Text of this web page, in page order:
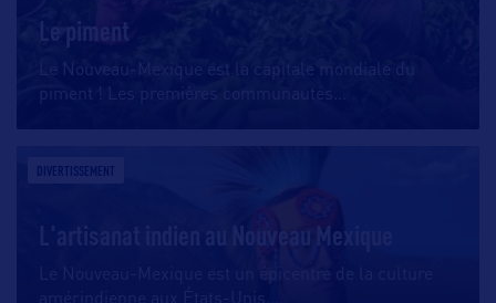
Le piment
Le Nouveau-Mexique est la capitale mondiale du
piment ! Les premières communautés
DIVERTISSEMENT
L'artisanat indien au Nouveau Mexique